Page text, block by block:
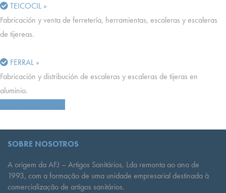
TEICOCIL »
Fabricación y venta de ferretería, herramientas, escaleras y escaleras
de tijereas.
FERRAL »
Fabricación y distribución de escaleras y escaleras de tijeras en
aluminio.
SOBRE NOSOTROS
A origem da AFJ – Artigos Sanitários, Lda remonta ao ano de
1993, com a formação de uma unidade empresarial destinada à
comercialização de artigos sanitários.